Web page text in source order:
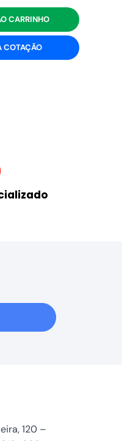
CARRINHO
COTAÇÃO
120 –